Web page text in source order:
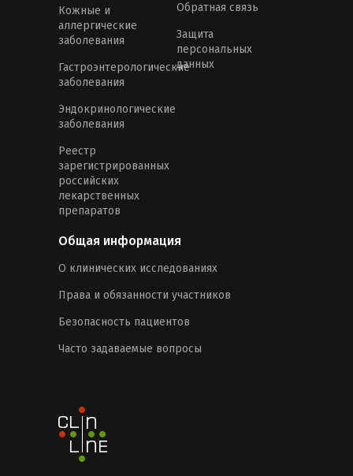
Кожные и
аллергические
заболевания
Гастроэнтерологические
заболевания
Эндокринологические
заболевания
Реестр
зарегистрированных
российских
лекарственных
препаратов
Обратная связь
Защита
персональных
данных
Общая информация
О клинических исследованиях
Права и обязанности участников
Безопасность пациентов
Часто задаваемые вопросы